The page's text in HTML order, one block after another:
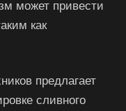
может привести
как
предлагает
сливного